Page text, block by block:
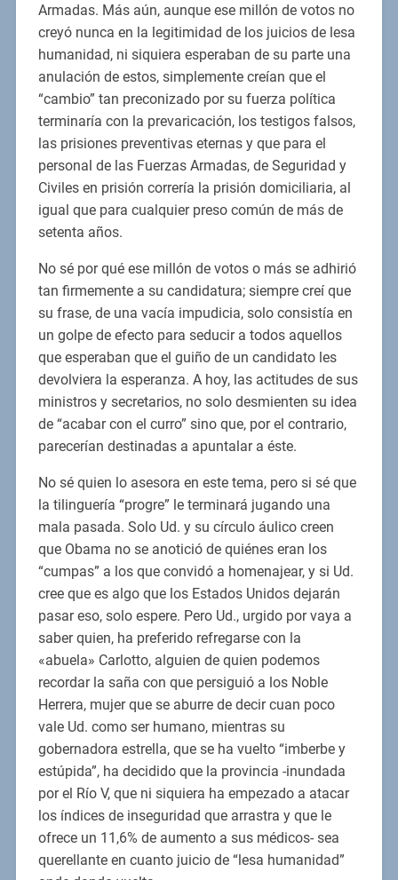
Armadas. Más aún, aunque ese millón de votos no
creyó nunca en la legitimidad de los juicios de lesa
humanidad, ni siquiera esperaban de su parte una
anulación de estos, simplemente creían que el
“cambio” tan preconizado por su fuerza política
terminaría con la prevaricación, los testigos falsos,
las prisiones preventivas eternas y que para el
personal de las Fuerzas Armadas, de Seguridad y
Civiles en prisión correría la prisión domiciliaria, al
igual que para cualquier preso común de más de
setenta años.
No sé por qué ese millón de votos o más se adhirió
tan firmemente a su candidatura; siempre creí que
su frase, de una vacía impudicia, solo consistía en
un golpe de efecto para seducir a todos aquellos
que esperaban que el guiño de un candidato les
devolviera la esperanza. A hoy, las actitudes de sus
ministros y secretarios, no solo desmienten su idea
de “acabar con el curro” sino que, por el contrario,
parecerían destinadas a apuntalar a éste.
No sé quien lo asesora en este tema, pero si sé que
la tilinguería “progre” le terminará jugando una
mala pasada. Solo Ud. y su círculo áulico creen
que Obama no se anotició de quiénes eran los
“cumpas” a los que convidó a homenajear, y si Ud.
cree que es algo que los Estados Unidos dejarán
pasar eso, solo espere. Pero Ud., urgido por vaya a
saber quien, ha preferido refregarse con la
«abuela» Carlotto, alguien de quien podemos
recordar la saña con que persiguió a los Noble
Herrera, mujer que se aburre de decir cuan poco
vale Ud. como ser humano, mientras su
gobernadora estrella, que se ha vuelto “imberbe y
estúpida”, ha decidido que la provincia -inundada
por el Río V, que ni siquiera ha empezado a atacar
los índices de inseguridad que arrastra y que le
ofrece un 11,6% de aumento a sus médicos- sea
querellante en cuanto juicio de “lesa humanidad”